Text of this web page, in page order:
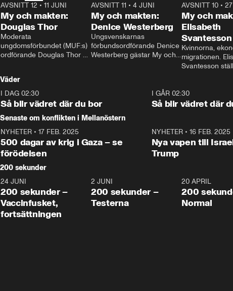
26:27
AVSNITT 12 • 11 JUNI
My och makten:
Douglas Thor
Moderata
ungdomsförbundet (MUF:s)
ordförande Douglas Thor
tonårsutvisningarna och hur
Moderaterna ska locka
väljare till valet i höst.
23:40
AVSNITT 11 •4 JUNI
My och makten:
Denice Westerberg
Ungsvenskarnas
förbundsordförande Denice
Westerberg gästar My och
AVSNITT 10 •
My och
Elisabeth
Svantesson
Kvinnorna,
migrationen.
Svantesson
Väder
I DAG 02:30
Så blir vädret där du bor
I GÅR 02:30
Så blir vädret där
Senaste om konflikten i Mellanöstern
NYHETER • 17 FEB. 2025
500 dagar av krig i Gaza – se
förödelsen
NYHETER• 16 FEB. 2025
Nya vapen till
Trump
200 sekunder
5:00
24 JUNI
200 sekunder –
Vaccinfusket,
fortsättningen
4:23
2 JUNI
200 sekunder –
Testerna
20 APRIL
200
Normal